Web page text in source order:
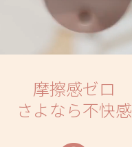
摩擦感ゼロ
さよなら不快感